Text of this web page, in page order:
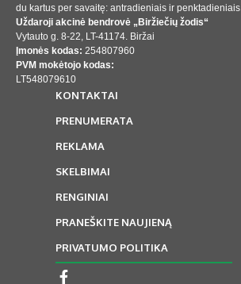
du kartus per savaitę: antradieniais ir penktadieniais.
Uždaroji akcinė bendrovė „Biržiečių žodis“
Vytauto g. 8-22, LT-41174. Biržai
Įmonės kodas: 254807960
PVM mokėtojo kodas:
LT548079610
KONTAKTAI
PRENUMERATA
REKLAMA
SKELBIMAI
RENGINIAI
PRANEŠKITE NAUJIENĄ
PRIVATUMO POLITIKA